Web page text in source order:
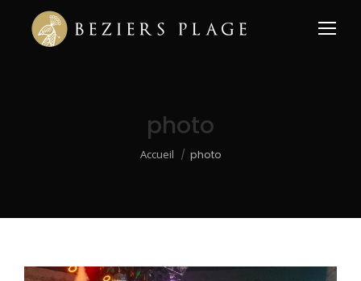
photo
Vous êtes ici :
Accueil photo